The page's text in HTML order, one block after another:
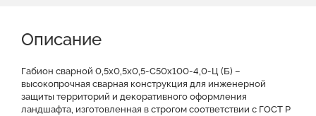
Доставка и оплата
Преимущества Оставить заявку на КП
Файлы для скачивания
Описание
Габион сварной 0,5х0,5х0,5-С50х100-4,0-Ц (Б) –
высокопрочная сварная конструкция для инженерной
защиты территорий и декоративного оформления
ландшафта, изготовленная в строгом соответствии с ГОСТ Р